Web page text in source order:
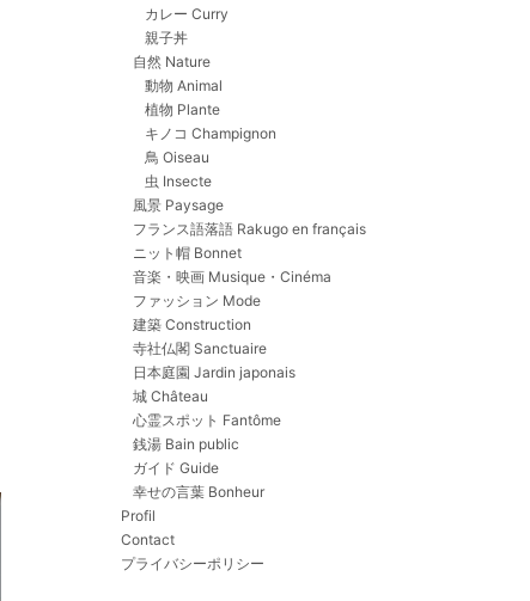
カレー Curry
親子丼
自然 Nature
動物 Animal
植物 Plante
キノコ Champignon
鳥 Oiseau
虫 Insecte
風景 Paysage
フランス語落語 Rakugo en français
ニット帽 Bonnet
音楽・映画 Musique・Cinéma
ファッション Mode
建築 Construction
寺社仏閣 Sanctuaire
日本庭園 Jardin japonais
城 Château
心霊スポット Fantôme
銭湯 Bain public
ガイド Guide
幸せの言葉 Bonheur
Profil
Contact
プライバシーポリシー